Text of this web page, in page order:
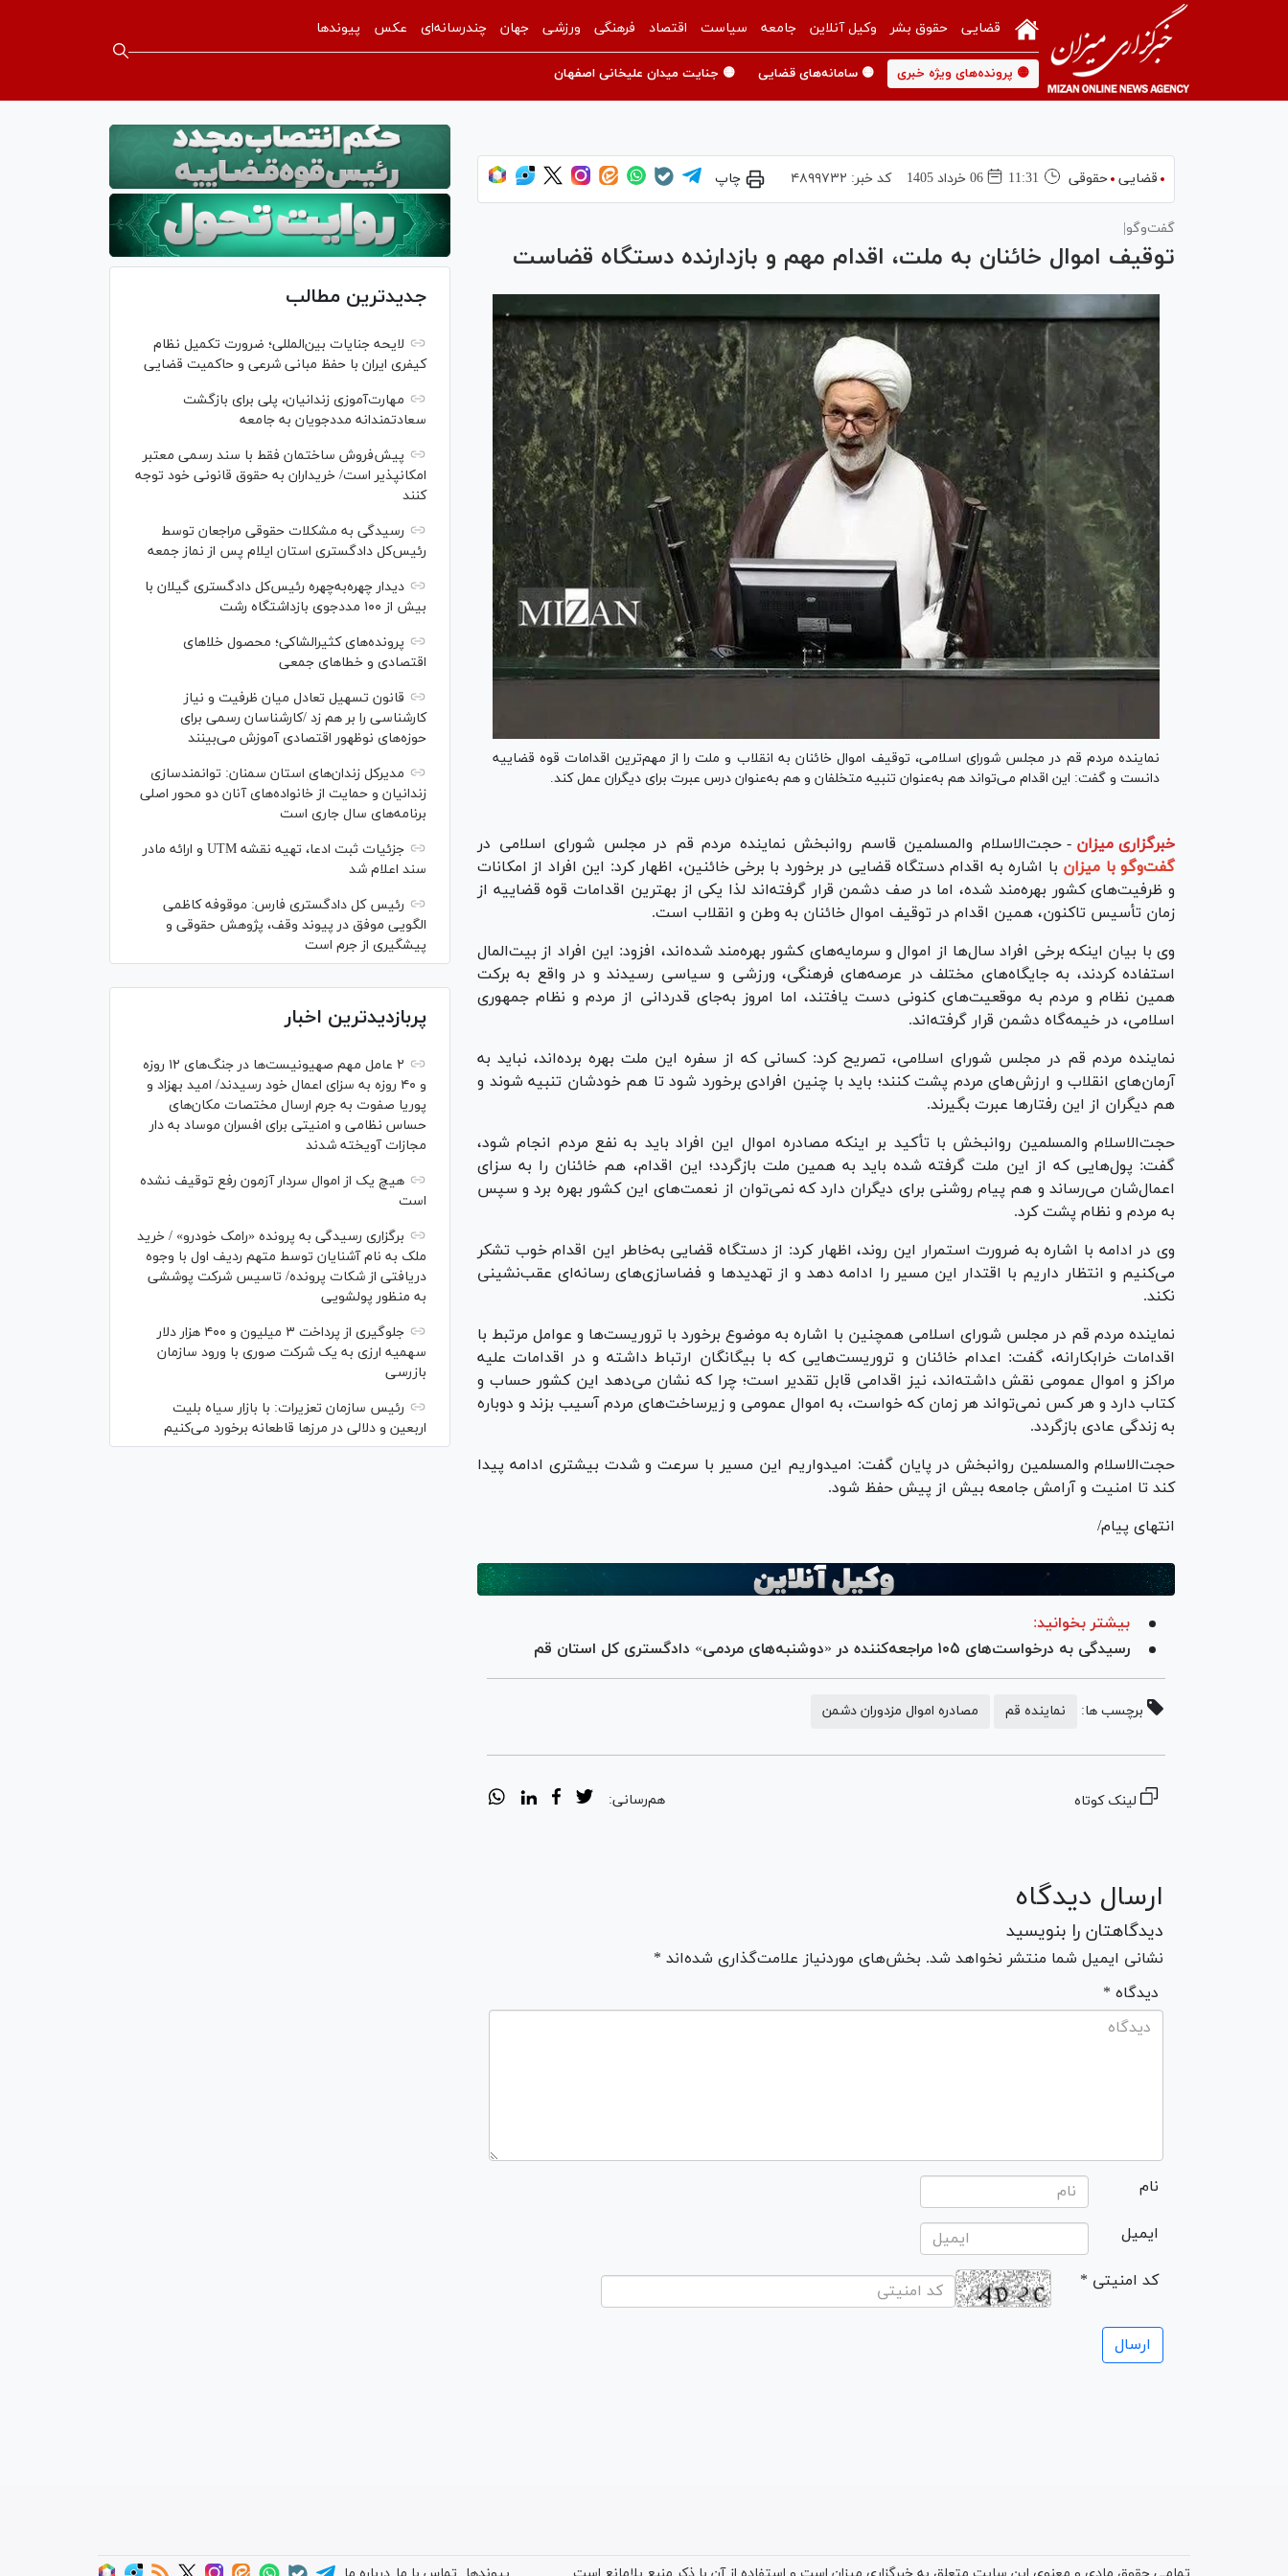
قضایی حقوق بشر وکیل آنلاین جامعه سیاست اقتصاد فرهنگی ورزشی جهان چندرسانه‌ای عکس پیوندها
🟡 پرونده‌های ویژه خبری 🟡 سامانه‌های قضایی 🟡 جنایت میدان علیخانی اصفهان
قضایی حقوقی 11:31 06 خرداد 1405 کد خبر: ۴۸۹۹۷۳۲ چاپ
گفت‌وگو|
توقیف اموال خائنان به ملت، اقدام مهم و بازدارنده دستگاه قضاست
نماینده مردم قم در مجلس شورای اسلامی، توقیف اموال خائنان به انقلاب و ملت را از مهم‌ترین اقدامات قوه قضاییه
دانست و گفت: این اقدام می‌تواند هم به‌عنوان تنبیه متخلفان و هم به‌عنوان درس عبرت برای دیگران عمل کند.
خبرگزاری میزان - حجت‌الاسلام والمسلمین قاسم روانبخش نماینده مردم قم در مجلس شورای اسلامی در
گفت‌و‌گو با میزان با اشاره به اقدام دستگاه قضایی در برخورد با برخی خائنین، اظهار کرد: این افراد از امکانات
و ظرفیت‌های کشور بهره‌مند شده، اما در صف دشمن قرار گرفته‌اند لذا یکی از بهترین اقدامات قوه قضاییه از
زمان تأسیس تاکنون، همین اقدام در توقیف اموال خائنان به وطن و انقلاب است.
وی با بیان اینکه برخی افراد سال‌ها از اموال و سرمایه‌های کشور بهره‌مند شده‌اند، افزود: این افراد از بیت‌المال
استفاده کردند، به جایگاه‌های مختلف در عرصه‌های فرهنگی، ورزشی و سیاسی رسیدند و در واقع به برکت
همین نظام و مردم به موقعیت‌های کنونی دست یافتند، اما امروز به‌جای قدردانی از مردم و نظام جمهوری
اسلامی، در خیمه‌گاه دشمن قرار گرفته‌اند.
نماینده مردم قم در مجلس شورای اسلامی، تصریح کرد: کسانی که از سفره این ملت بهره برده‌اند، نباید به
آرمان‌های انقلاب و ارزش‌های مردم پشت کنند؛ باید با چنین افرادی برخورد شود تا هم خودشان تنبیه شوند و
هم دیگران از این رفتار‌ها عبرت بگیرند.
حجت‌الاسلام والمسلمین روانبخش با تأکید بر اینکه مصادره اموال این افراد باید به نفع مردم انجام شود،
گفت: پول‌هایی که از این ملت گرفته شده باید به همین ملت بازگردد؛ این اقدام، هم خائنان را به سزای
اعمال‌شان می‌رساند و هم پیام روشنی برای دیگران دارد که نمی‌توان از نعمت‌های این کشور بهره برد و سپس
به مردم و نظام پشت کرد.
وی در ادامه با اشاره به ضرورت استمرار این روند، اظهار کرد: از دستگاه قضایی به‌خاطر این اقدام خوب تشکر
می‌کنیم و انتظار داریم با اقتدار این مسیر را ادامه دهد و از تهدید‌ها و فضاسازی‌های رسانه‌ای عقب‌نشینی
نکند.
نماینده مردم قم در مجلس شورای اسلامی همچنین با اشاره به موضوع برخورد با تروریست‌ها و عوامل مرتبط با
اقدامات خرابکارانه، گفت: اعدام خائنان و تروریست‌هایی که با بیگانگان ارتباط داشته و در اقدامات علیه
مراکز و اموال عمومی نقش داشته‌اند، نیز اقدامی قابل تقدیر است؛ چرا که نشان می‌دهد این کشور حساب و
کتاب دارد و هر کس نمی‌تواند هر زمان که خواست، به اموال عمومی و زیرساخت‌های مردم آسیب بزند و دوباره
به زندگی عادی بازگردد.
حجت‌الاسلام والمسلمین روانبخش در پایان گفت: امیدواریم این مسیر با سرعت و شدت بیشتری ادامه پیدا
کند تا امنیت و آرامش جامعه بیش از پیش حفظ شود.
انتهای پیام/
بیشتر بخوانید:
رسیدگی به درخواست‌های ۱۰۵ مراجعه‌کننده در «دوشنبه‌های مردمی» دادگستری کل استان قم
برچسب ها: نماینده قم مصادره اموال مزدوران دشمن
لینک کوتاه هم‌رسانی:
ارسال دیدگاه
دیدگاهتان را بنویسید
نشانی ایمیل شما منتشر نخواهد شد. بخش‌های موردنیاز علامت‌گذاری شده‌اند *
* دیدگاه
نام
ایمیل
* کد امنیتی
جدیدترین مطالب
لایحه جنایات بین‌المللی؛ ضرورت تکمیل نظام
کیفری ایران با حفظ مبانی شرعی و حاکمیت قضایی
مهارت‌آموزی زندانیان، پلی برای بازگشت
سعادتمندانه مددجویان به جامعه
پیش‌فروش ساختمان فقط با سند رسمی معتبر
امکانپذیر است/ خریداران به حقوق قانونی خود توجه
کنند
رسیدگی به مشکلات حقوقی مراجعان توسط
رئیس‌کل دادگستری استان ایلام پس از نماز جمعه
دیدار چهره‌به‌چهره رئیس‌کل دادگستری گیلان با
بیش از ۱۰۰ مددجوی بازداشتگاه رشت
پرونده‌های کثیرالشاکی؛ محصول خلا‌های
اقتصادی و خطا‌های جمعی
قانون تسهیل تعادل میان ظرفیت و نیاز
کارشناسی را بر هم زد /کارشناسان رسمی برای
حوزه‌های نوظهور اقتصادی آموزش می‌بینند
مدیرکل زندان‌های استان سمنان: توانمندسازی
زندانیان و حمایت از خانواده‌های آنان دو محور اصلی
برنامه‌های سال جاری است
جزئیات ثبت ادعا، تهیه نقشه UTM و ارائه مادر
سند اعلام شد
رئیس کل دادگستری فارس: موقوفه کاظمی
الگویی موفق در پیوند وقف، پژوهش حقوقی و
پیشگیری از جرم است
پربازدیدترین اخبار
۲ عامل مهم صهیونیست‌ها در جنگ‌های ۱۲ روزه
و ۴۰ روزه به سزای اعمال خود رسیدند/ امید بهزاد و
پوریا صفوت به جرم ارسال مختصات مکان‌های
حساس نظامی و امنیتی برای افسران موساد به دار
مجازات آویخته شدند
هیچ یک از اموال سردار آزمون رفع توقیف نشده
است
برگزاری رسیدگی به پرونده «رامک خودرو» / خرید
ملک به نام آشنایان توسط متهم ردیف اول با وجوه
دریافتی از شکات پرونده/ تاسیس شرکت پوششی
به منظور پولشویی
جلوگیری از پرداخت ۳ میلیون و ۴۰۰ هزار دلار
سهمیه ارزی به یک شرکت صوری با ورود سازمان
بازرسی
رئیس سازمان تعزیرات: با بازار سیاه بلیت
اربعین و دلالی در مرز‌ها قاطعانه برخورد می‌کنیم